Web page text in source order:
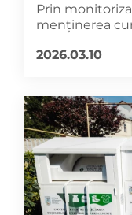
Prin
menținerea
2026.03.10